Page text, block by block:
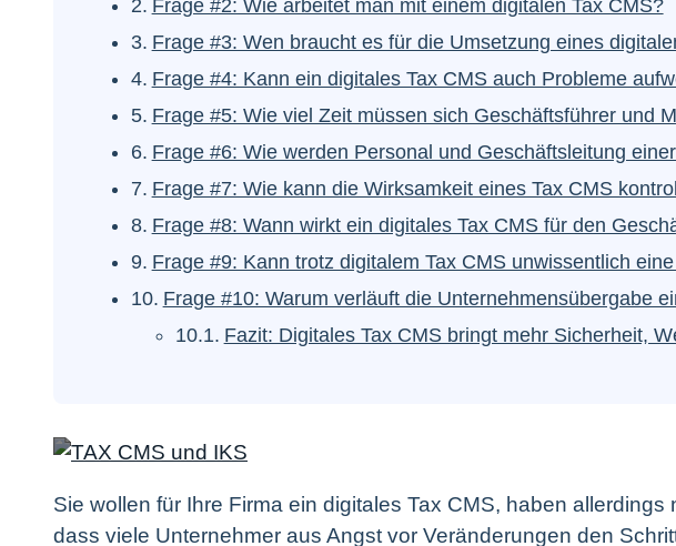
Frage #2: Wie arbeitet man mit einem digitalen Tax CMS?
Frage #3: Wen braucht es für die Umsetzung eines
Frage #4: Kann ein digitales Tax CMS auch Probleme
Frage #5: Wie viel Zeit müssen sich Geschäftsführer und
Frage #6: Wie werden Personal und Geschäftsleitung
Frage #7: Wie kann die Wirksamkeit eines Tax CMS
Frage #8: Wann wirkt ein digitales Tax CMS für den
Frage #9: Kann trotz digitalem Tax CMS unwissentlich
Frage #10: Warum verläuft die Unternehmensübergabe
Fazit: Digitales Tax CMS bringt mehr Sicherheit,
Sie wollen für Ihre Firma ein digitales Tax CMS, haben
dass viele Unternehmer aus Angst vor Veränderungen den